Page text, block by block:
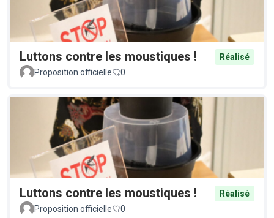
Luttons contre les moustiques !
Réalisé
Proposition officielle
0
Luttons contre les moustiques !
Réalisé
Proposition officielle
0